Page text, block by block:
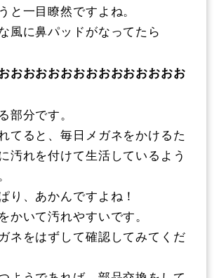
と一目瞭然ですよね。
風に鼻パッドがなってたら
おおおおおおおおおおおおおお
部分です。
てると、毎日メガネをかけるた
汚れを付けて生活しているよう
り、あかんですよね！
かいて汚れやすいです。
ネをはずして確認してみてくだ